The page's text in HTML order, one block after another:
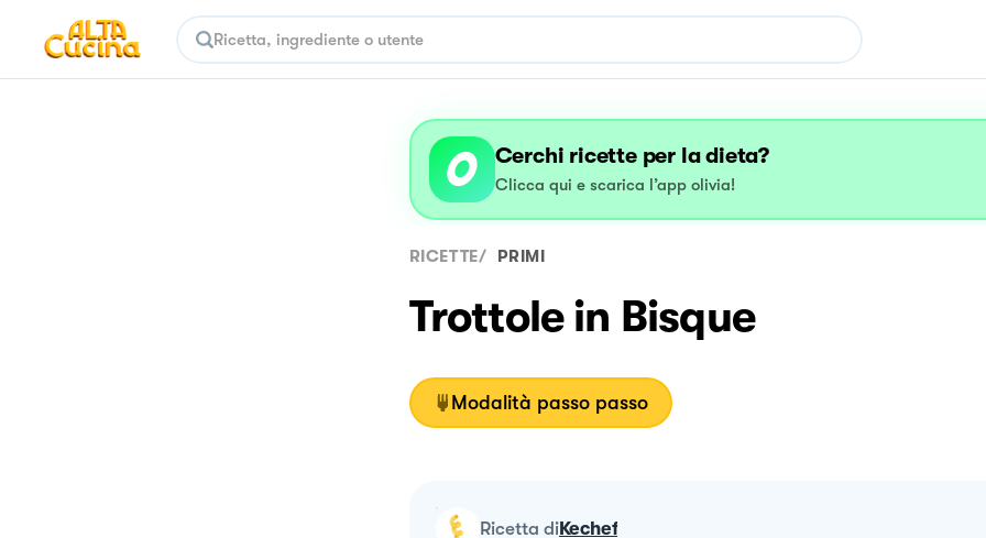
Cerchi ricette per la dieta?
Clicca qui e scarica l’app olivia!
RICETTE/ PRIMI
Trottole in Bisque
Modalità passo passo
ricetta diKechef